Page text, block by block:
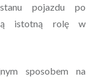
pojazdu po
istotną rolę w
sposobem na